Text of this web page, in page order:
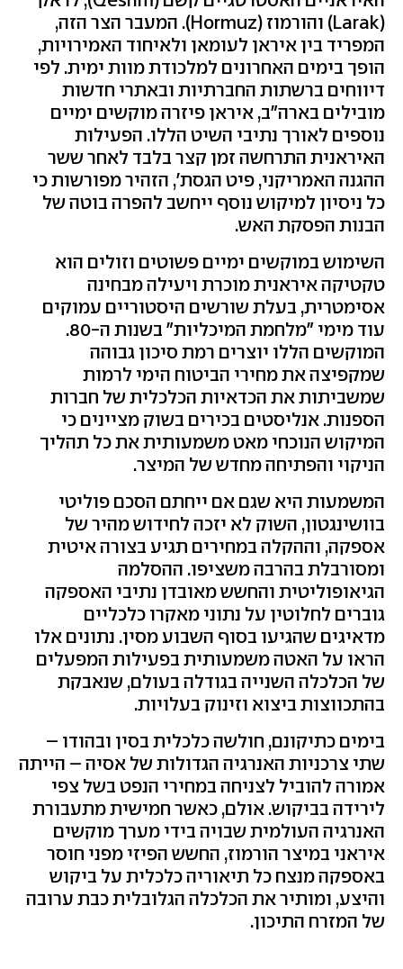
(Larak) והורמוז (Hormuz). המעבר הצר הזה,
המפריד בין איראן לעומאן ולאיחוד האמירויות,
הופך בימים האחרונים למלכודת מוות ימית. לפי
דיווחים ברשתות החברתיות ובאתרי חדשות
מובילים בארה"ב, איראן פיזרה מוקשים ימיים
נוספים לאורך נתיבי השיט הללו. הפעילות
האיראנית התרחשה זמן קצר בלבד לאחר ששר
ההגנה האמריקני, פיט הגסת', הזהיר מפורשות כי
כל ניסיון למיקוש נוסף ייחשב להפרה בוטה של
הבנות הפסקת האש.
השימוש במוקשים ימיים פשוטים וזולים הוא
טקטיקה איראנית מוכרת ויעילה מבחינה
אסימטרית, בעלת שורשים היסטוריים עמוקים
עוד מימי "מלחמת המיכליות" בשנות ה-80.
המוקשים הללו יוצרים רמת סיכון גבוהה
שמקפיצה את מחירי הביטוח הימי לרמות
שמשביתות את הכדאיות הכלכלית של חברות
הספנות. אנליסטים בכירים בשוק מציינים כי
המיקוש הנוכחי מאט משמעותית את כל תהליך
הניקוי והפתיחה מחדש של המיצר.
המשמעות היא שגם אם ייחתם הסכם פוליטי
בוושינגטון, השוק לא יזכה לחידוש מהיר של
אספקה, וההקלה במחירים תגיע בצורה איטית
ומסורבלת בהרבה משציפו. ההסלמה
הגיאופוליטית והחשש מאובדן נתיבי האספקה
גוברים לחלוטין על נתוני מאקרו כלכליים
מדאיגים שהגיעו בסוף השבוע מסין. נתונים אלו
הראו על האטה משמעותית בפעילות המפעלים
של הכלכלה השנייה בגודלה בעולם, שנאבקת
בהתכווצות ביצוא וזינוק בעלויות.
בימים כתיקונם, חולשה כלכלית בסין ובהודו –
שתי צרכניות האנרגיה הגדולות של אסיה – הייתה
אמורה להוביל לצניחה במחירי הנפט בשל צפי
לירידה בביקוש. אולם, כאשר חמישית מתעבורת
האנרגיה העולמית שבויה בידי מערך מוקשים
איראני במיצר הורמוז, החשש הפיזי מפני חוסר
באספקה מנצח כל תיאוריה כלכלית על ביקוש
והיצע, ומותיר את הכלכלה הגלובלית כבת ערובה
של המזרח התיכון.